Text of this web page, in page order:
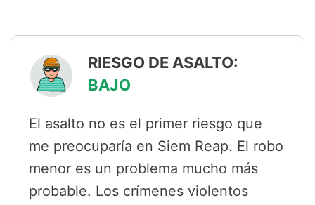
RIESGO DE ASALTO:
BAJO
El asalto no es el primer riesgo que
me preocuparía en Siem Reap. El robo
menor es un problema mucho más
probable. Los crímenes violentos